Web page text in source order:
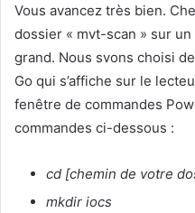
Vous avancez très bien.
dossier « mvt-scan » sur
grand. Nous svons choisi
Go qui s’affiche sur le
fenêtre de commandes
commandes ci-dessous :
cd [chemin de votre
mkdir iocs